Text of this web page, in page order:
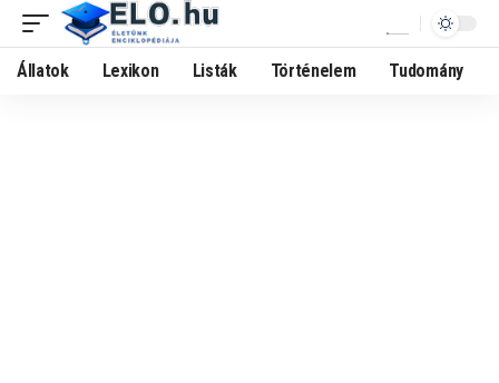
Állatok Lexikon Listák Történelem Tudomány